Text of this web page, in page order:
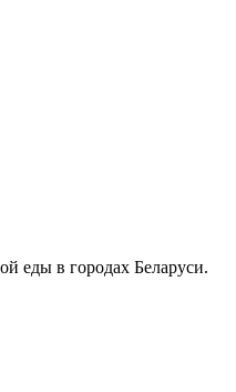
еды в городах Беларуси.